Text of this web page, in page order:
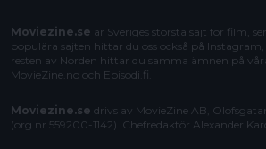
Moviezine.se är Sveriges största sajt för film,
populära sajten hittar du oss också på Instagram,
resten av Norden hittar du samma ämnen på
MovieZine.no och Episodi.fi
Moviezine.se drivs av MovieZine AB,
(org.nr 559200-1142). Chefredaktör Alexander